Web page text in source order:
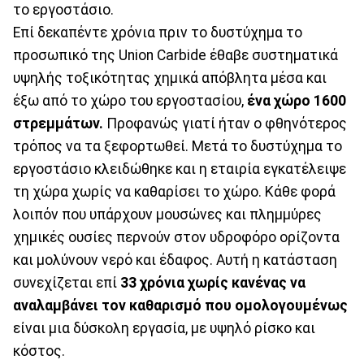
το εργοστάσιο.
Επί δεκαπέντε χρόνια πριν το δυστύχημα το
προσωπικό της Union Carbide έθαβε συστηματικά
υψηλής τοξικότητας χημικά απόβλητα μέσα και
έξω από το χώρο του εργοστασίου, ένα χώρο 1600
στρεμμάτων. Προφανώς γιατί ήταν ο φθηνότερος
τρόπος να τα ξεφορτωθεί. Μετά το δυστύχημα το
εργοστάσιο κλειδώθηκε και η εταιρία εγκατέλειψε
τη χώρα χωρίς να καθαρίσει το χώρο. Κάθε φορά
λοιπόν που υπάρχουν μουσώνες και πλημμύρες
χημικές ουσίες περνούν στον υδροφόρο ορίζοντα
και μολύνουν νερό και έδαφος. Αυτή η κατάσταση
συνεχίζεται επί 33 χρόνια χωρίς κανένας να
αναλαμβάνει τον καθαρισμό που ομολογουμένως
είναι μια δύσκολη εργασία, με υψηλό ρίσκο και
κόστος.